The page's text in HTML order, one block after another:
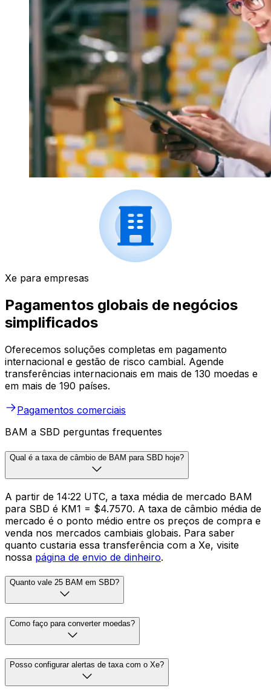
Xe para empresas
Pagamentos globais de negócios
simplificados
Oferecemos soluções completas em pagamento
internacional e gestão de risco cambial. Agende
transferências internacionais em mais de 130 moedas e
em mais de 190 países.
Pagamentos comerciais
BAM a SBD perguntas frequentes
Qual é a taxa de câmbio de BAM para SBD hoje?
A partir de 14:22 UTC, a taxa média de mercado BAM
para SBD é KM1 = $4.7570. A taxa de câmbio média de
mercado é o ponto médio entre os preços de compra e
venda nos mercados cambiais globais. Para saber
quanto custaria essa transferência com a Xe, visite
nossa página de envio de dinheiro.
Quanto vale 25 BAM em SBD?
Como faço para converter moedas?
Posso configurar alertas de taxa com o Xe?